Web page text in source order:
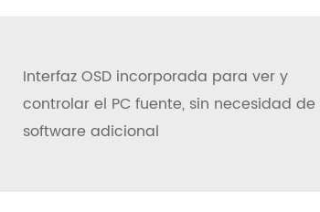
Interfaz OSD incorporada para ver y
controlar el PC fuente, sin necesidad de
software adicional